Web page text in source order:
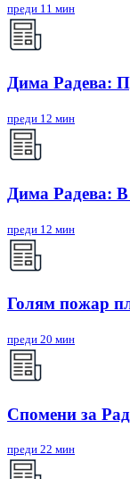
преди 11 мин
Дима Радева:
преди 12 мин
Дима Радева: В
преди 12 мин
Голям пожар
преди 20 мин
Спомени за
преди 22 мин